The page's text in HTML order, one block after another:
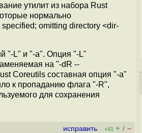
утилит из набора Rust
нормально
omitting directory <dir-
"-L" и "-a". Опция "-L"
на "-dR --
Coreutils составная опция "-a"
к пропаданию флага "-R",
для сохранения
исправить +41 + / –